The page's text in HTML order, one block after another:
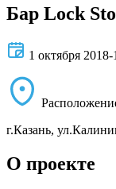
Бар Lock
1 октября
г.Казань,
О проекте